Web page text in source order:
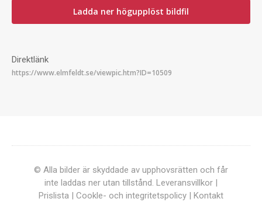
Ladda ner högupplöst bildfil
Direktlänk
© Alla bilder är skyddade av upphovsrätten och får
inte laddas ner utan tillstånd. Leveransvillkor |
Prislista | Cookle- och integritetspolicy | Kontakt